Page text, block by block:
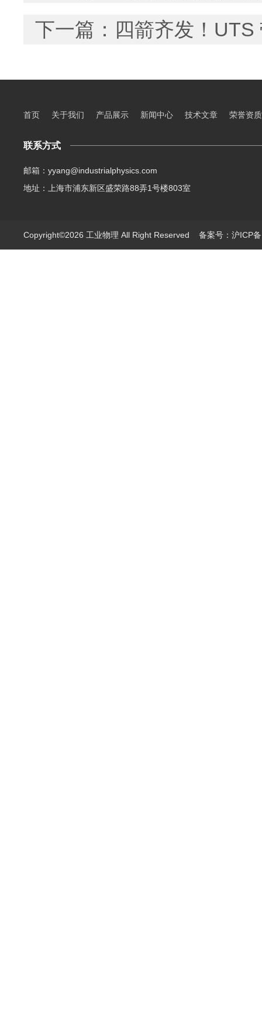
下一篇： 四箭齐发！
首页 关于我们 产品展示 新闻中心 技术文章 荣誉资质
联系方式
邮箱：yyang@industrialphysics.com
地址：上海市浦东新区盛荣路88弄1号楼803室
Copyright©2026 工业物理 All Right Reserved 备案号：沪ICP